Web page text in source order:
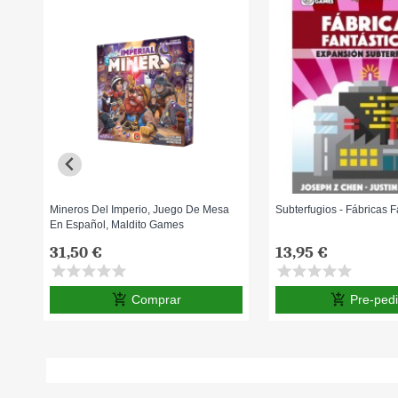
Mineros Del Imperio, Juego De Mesa
En Español, Maldito Games
31,50 €
starstarstarstarstar
add_shopping_cart Comprar
Subterfugios - Fábricas
13,95 €
starstarstarstarstar
add_shopping_cart Pre-